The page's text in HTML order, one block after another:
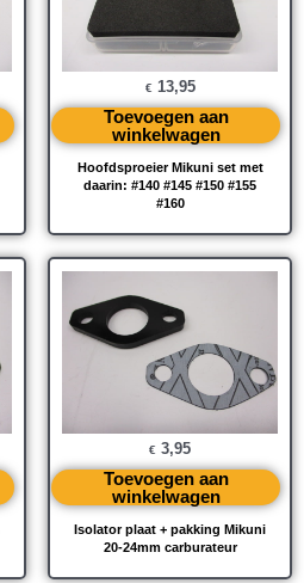
Hoofdsproeier Mikuni set met
daarin: #140 #145 #150 #155
#160
€ 13,95
Toevoegen aan
winkelwagen
Isolator plaat + pakking Mikuni
20-24mm carburateur
€ 3,95
Toevoegen aan
winkelwagen